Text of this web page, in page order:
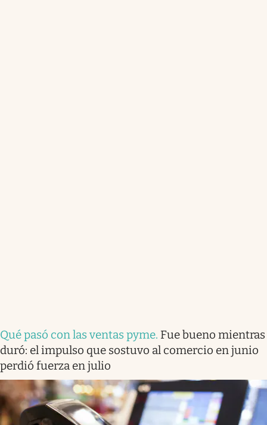
Qué pasó con las ventas pyme. Fue bueno mientras
duró: el impulso que sostuvo al comercio en junio
perdió fuerza en julio